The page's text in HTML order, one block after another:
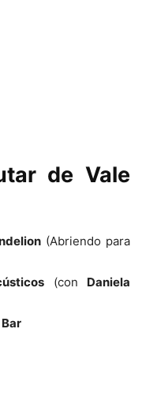
de Vale
(Abriendo para
(con Daniela